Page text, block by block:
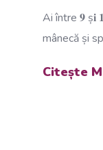
Ai între 𝟗 ș𝐢
mânecă și
Citește